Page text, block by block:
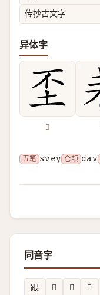
传抄古文字
异体字
𡉤
五笔 svey 仓颉 dav
同音字
跟 𲝍 𧻠 𡏒